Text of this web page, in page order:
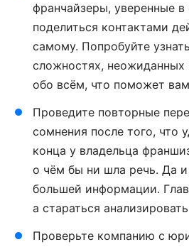
франчайзеры, уверенные
поделиться контактами
самому. Попробуйте
сложностях, неожиданных
обо всём, что поможет
Проведите повторные
сомнения после того, что
конца у владельца
о чём бы ни шла речь. Да и
большей информации.
а стараться
Проверьте компанию с